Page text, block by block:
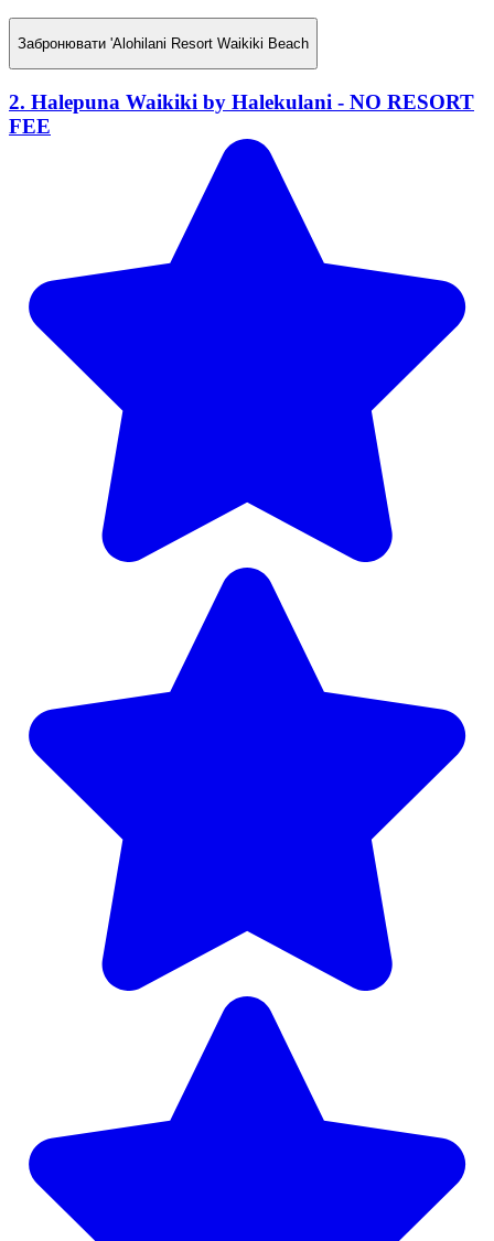
Забронювати 'Alohilani Resort Waikiki Beach
2. Halepuna Waikiki by Halekulani - NO RESORT
FEE